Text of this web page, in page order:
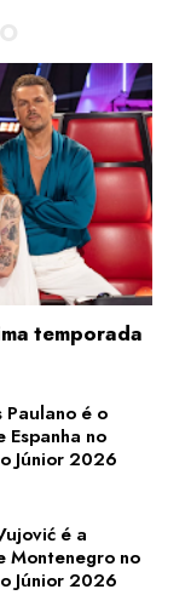
temporada
Paulano é o
no
Júnior 2026
é a
Montenegro no
Júnior 2026